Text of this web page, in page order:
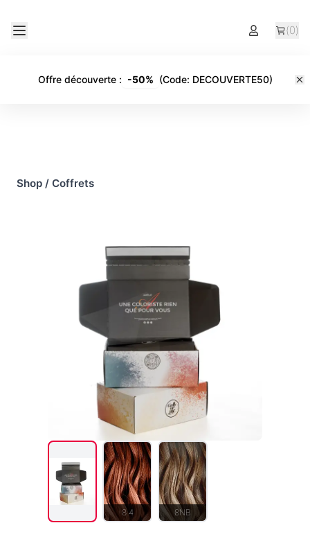
(0)
Offre découverte: -50% (Code: DECOUVERTE50)
Shop / Coffrets
8.4 8NB